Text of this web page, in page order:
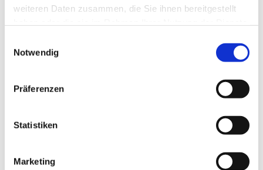
weiteren Daten zusammen, die Sie ihnen bereitgestellt
Notwendig
Präferenzen
Statistiken
Marketing
Dies könnte Sie auch